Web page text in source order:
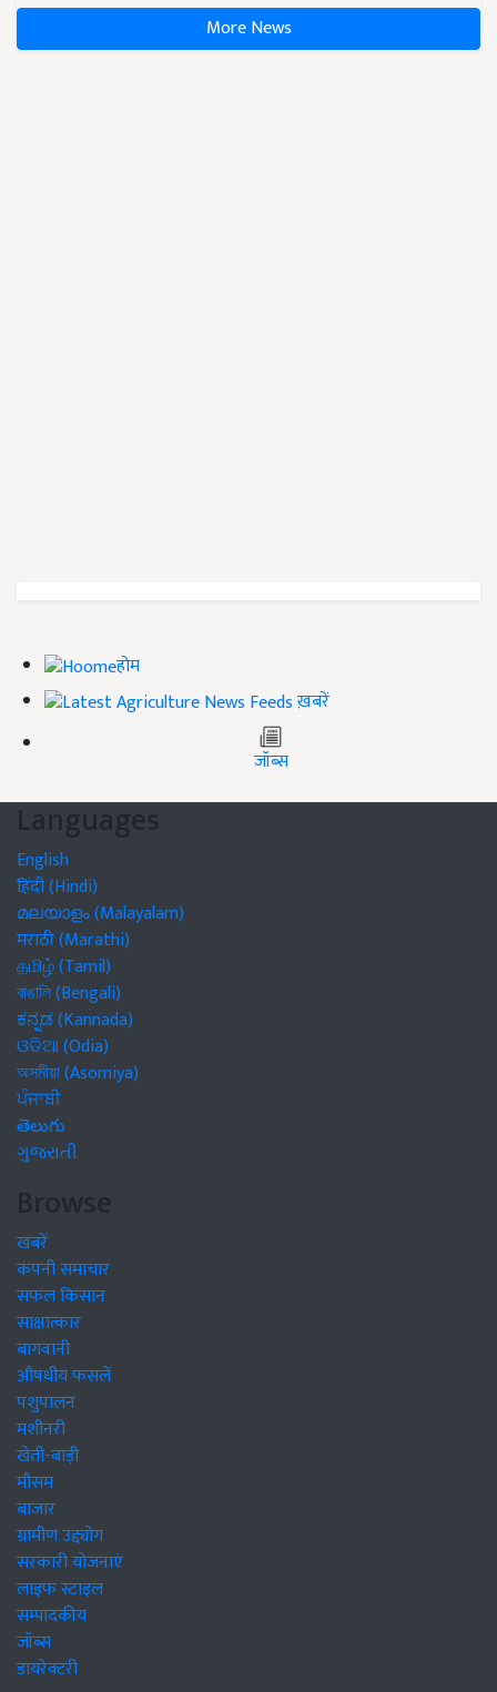
More News
होम
ख़बरें
जॉब्स
Languages
English
हिंदी (Hindi)
മലയാളം (Malayalam)
मराठी (Marathi)
தமிழ் (Tamil)
বাঙালি (Bengali)
ಕನ್ನಡ (Kannada)
ଓଡିଆ (Odia)
অসমীয়া (Asomiya)
ਪੰਜਾਬੀ
తెలుగు
ગુજરાતી
Browse
खबरें
कंपनी समाचार
सफल किसान
साक्षात्कार
बागवानी
औषधीय फसलें
पशुपालन
मशीनरी
खेती-बाड़ी
मौसम
बाजार
ग्रामीण उद्द्योग
सरकारी योजनाएं
लाइफ स्टाइल
सम्पादकीय
जॉब्स
डायरेक्टरी